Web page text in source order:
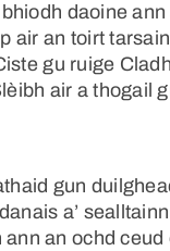
daoine
air an toirt
gu ruige
air a thogail
gun
a’
an ochd